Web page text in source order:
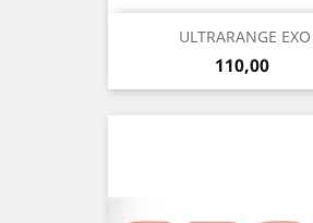
ULTRARANGE EXO
Precio
110,00